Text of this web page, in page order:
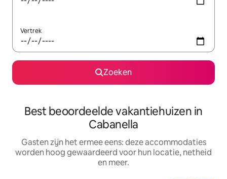
Vertrek
Zoeken
Best beoordeelde vakantiehuizen in
Cabanella
Gasten zijn het ermee eens: deze accommodaties
worden hoog gewaardeerd voor hun locatie, netheid
en meer.